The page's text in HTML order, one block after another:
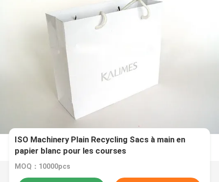
ISO Machinery Plain Recycling Sacs à main en
papier blanc pour les courses
MOQ：10000pcs